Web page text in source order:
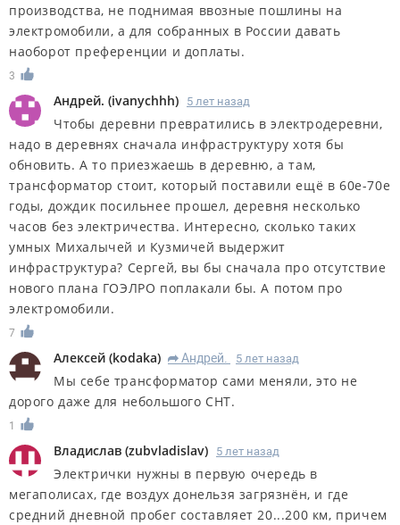
производства, не поднимая ввозные пошлины на
электромобили, а для собранных в России давать
наоборот преференции и доплаты.
3
Андрей. (ivanychhh) 5 лет назад
Чтобы деревни превратились в электродеревни,
надо в деревнях сначала инфраструктуру хотя бы
обновить. А то приезжаешь в деревню, а там,
трансформатор стоит, который поставили ещё в 60е-70е
годы, дождик посильнее прошел, деревня несколько
часов без электричества. Интересно, сколько таких
умных Михалычей и Кузмичей выдержит
инфраструктура? Сергей, вы бы сначала про отсутствие
нового плана ГОЭЛРО поплакали бы. А потом про
электромобили.
7
Алексей (kodaka) R Андрей. 5 лет назад
Мы себе трансформатор сами меняли, это не
дорого даже для небольшого СНТ.
1
Владислав (zubvladislav) 5 лет назад
Электрички нужны в первую очередь в
мегаполисах, где воздух донельзя загрязнён, и где
средний дневной пробег составляет 20...200 км, причем